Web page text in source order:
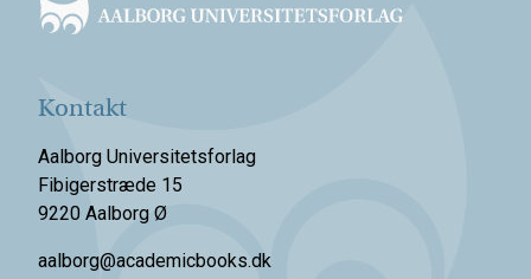
Kontakt
Aalborg Universitetsforlag
Fibigerstræde 15
9220 Aalborg Ø
aalborg@academicbooks.dk